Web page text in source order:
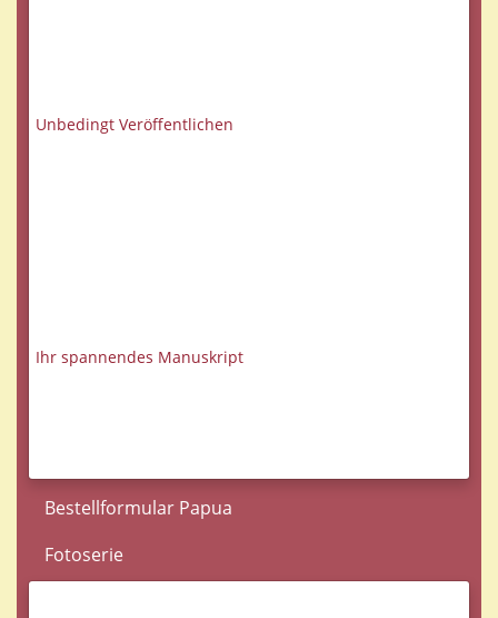
Unbedingt Veröffentlichen
Ihr spannendes Manuskript
Bestellformular Papua
Fotoserie